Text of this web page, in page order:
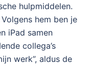
hulpmiddelen.
hem ben je
iPad samen
collega’s
werk”, aldus de